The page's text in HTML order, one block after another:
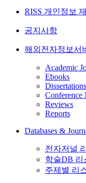
RISS 개인정보
공지사항
해외전자정보서
Academic
Ebooks
Dissertations
Conference
Reviews
Reports
Databases &
전자저널
학술DB 리
주제별 리